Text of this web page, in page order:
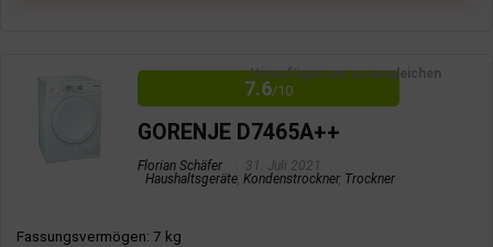
Hinzufügen um zu vergleichen
7.6/10
GORENJE D7465A++
Florian Schäfer
31. Juli 2021
Haushaltsgeräte Kondenstrockner, Trockner
Fassungsvermögen: 7 kg